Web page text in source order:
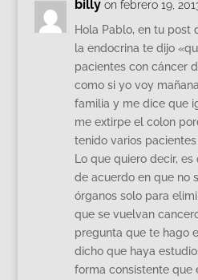
billy on febrero 19,
Hola Pablo, en tu post
la endocrina te dijo
pacientes con cáncer
como si yo voy
familia y me dice que
me extirpe el colon
tenido varios
Lo que quiero decir,
de acuerdo en que no
órganos solo para
que se vuelvan
pregunta que te hago
dicho que haya
forma consistente que